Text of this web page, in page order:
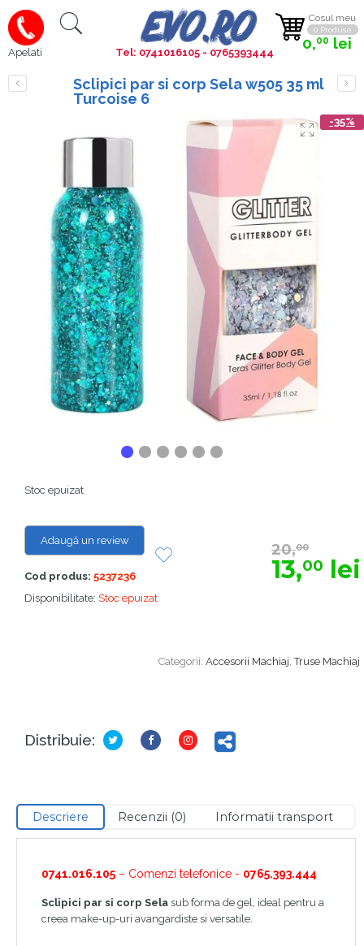
Apelati
Cosul meu
0 Produse
0,00 lei
Tel: 0741016105 - 0765393444
Sclipici par si corp Sela w505 35 ml
Turcoise 6
-35%
Categorii: Accesorii Machiaj,Truse Machiaj
Stoc epuizat
Adaugă un review
Cod produs:5237236
Disponibilitate: Stoc epuizat
20,00
13,00 lei
Distribuie:
Descriere Recenzii (0) Informatii transport
0741.016.105 – Comenzi telefonice - 0765.393.444
Sclipici par si corp Sela sub forma de gel, ideal pentru a
creea make-up-uri avangardiste si versatile.